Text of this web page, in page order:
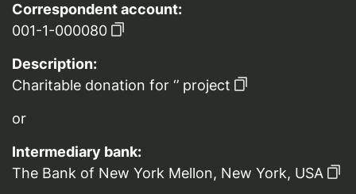
Correspondent account:
001-1-000080
Description:
Charitable donation for ‘’ project
or
Intermediary bank:
The Bank of New York Mellon, New York, USA